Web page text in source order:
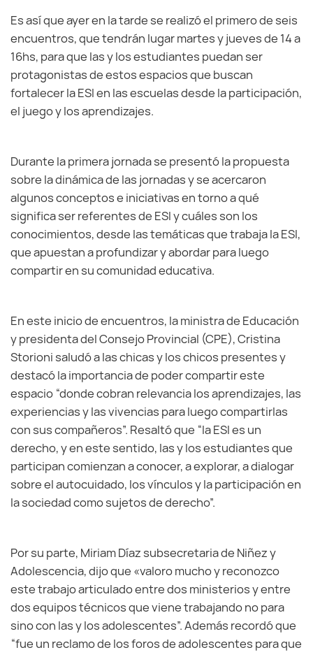
Es así que ayer en la tarde se realizó el primero de seis
encuentros, que tendrán lugar martes y jueves de 14 a
16hs, para que las y los estudiantes puedan ser
protagonistas de estos espacios que buscan
fortalecer la ESI en las escuelas desde la participación,
el juego y los aprendizajes.
Durante la primera jornada se presentó la propuesta
sobre la dinámica de las jornadas y se acercaron
algunos conceptos e iniciativas en torno a qué
significa ser referentes de ESI y cuáles son los
conocimientos, desde las temáticas que trabaja la ESI,
que apuestan a profundizar y abordar para luego
compartir en su comunidad educativa.
En este inicio de encuentros, la ministra de Educación
y presidenta del Consejo Provincial (CPE), Cristina
Storioni saludó a las chicas y los chicos presentes y
destacó la importancia de poder compartir este
espacio “donde cobran relevancia los aprendizajes, las
experiencias y las vivencias para luego compartirlas
con sus compañeros”. Resaltó que “la ESI es un
derecho, y en este sentido, las y los estudiantes que
participan comienzan a conocer, a explorar, a dialogar
sobre el autocuidado, los vínculos y la participación en
la sociedad como sujetos de derecho”.
Por su parte, Miriam Díaz subsecretaria de Niñez y
Adolescencia, dijo que «valoro mucho y reconozco
este trabajo articulado entre dos ministerios y entre
dos equipos técnicos que viene trabajando no para
sino con las y los adolescentes”. Además recordó que
“fue un reclamo de los foros de adolescentes para que